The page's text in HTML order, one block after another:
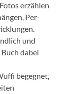
erzählen
Per­
und
dabei
begeg­net,